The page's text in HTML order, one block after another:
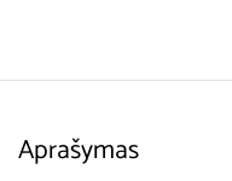
Aprašymas